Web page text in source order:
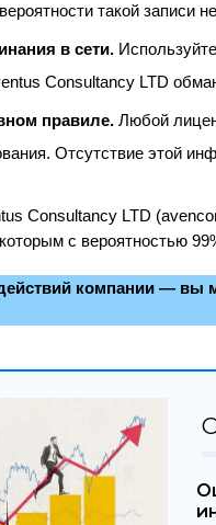
такой записи
в сети.
Consultancy LTD
правиле. Любой
Отсутствие этой
Consultancy LTD
с вероятностью
компании — вы